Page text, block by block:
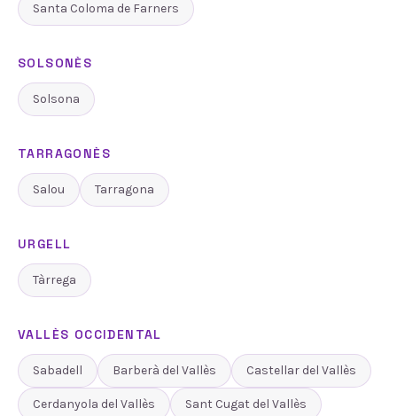
Santa Coloma de Farners
SOLSONÈS
Solsona
TARRAGONÈS
Salou Tarragona
URGELL
Tàrrega
VALLÈS OCCIDENTAL
Sabadell Barberà del Vallès Castellar del Vallès
Cerdanyola del Vallès Sant Cugat del Vallès